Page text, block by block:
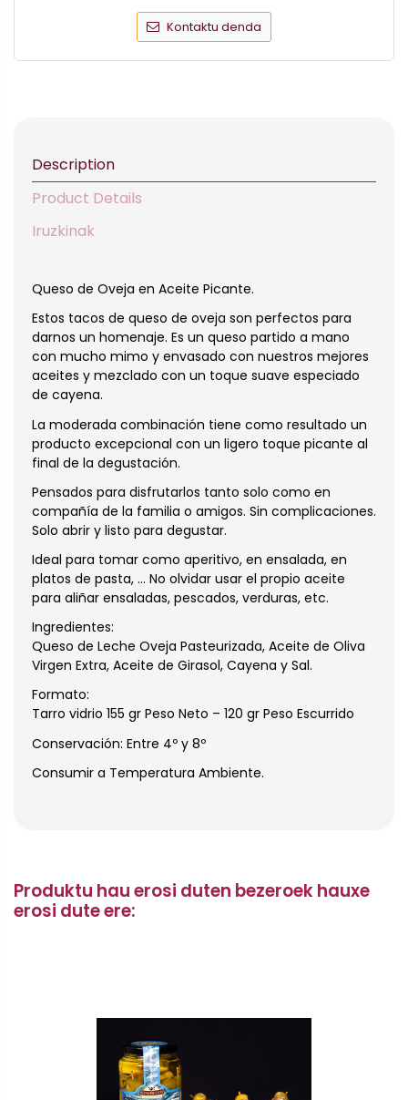
Kontaktu denda
Description
Product Details
Iruzkinak
Queso de Oveja en Aceite Picante.
Estos tacos de queso de oveja son perfectos para
darnos un homenaje. Es un queso partido a mano
con mucho mimo y envasado con nuestros mejores
aceites y mezclado con un toque suave especiado
de cayena.
La moderada combinación tiene como resultado un
producto excepcional con un ligero toque picante al
final de la degustación.
Pensados para disfrutarlos tanto solo como en
compañía de la familia o amigos. Sin complicaciones.
Solo abrir y listo para degustar.
Ideal para tomar como aperitivo, en ensalada, en
platos de pasta, … No olvidar usar el propio aceite
para aliñar ensaladas, pescados, verduras, etc.
Ingredientes:
Queso de Leche Oveja Pasteurizada, Aceite de Oliva
Virgen Extra, Aceite de Girasol, Cayena y Sal.
Formato:
Tarro vidrio 155 gr Peso Neto – 120 gr Peso Escurrido
Conservación: Entre 4º y 8º
Consumir a Temperatura Ambiente.
Produktu hau erosi duten bezeroek hauxe
erosi dute ere: